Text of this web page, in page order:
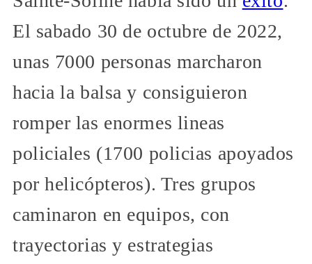
El sabado 30 de octubre de 2022,
unas 7000 personas marcharon
hacia la balsa y consiguieron
romper las enormes lineas
policiales (1700 policias apoyados
por helicópteros). Tres grupos
caminaron en equipos, con
trayectorias y estrategias